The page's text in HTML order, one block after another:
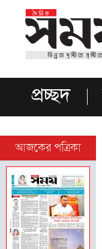
প্রচ্ছদ
আজকের পত্রিকা